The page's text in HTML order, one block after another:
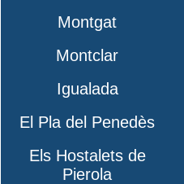
Montgat
Montclar
Igualada
El Pla del Penedès
Els Hostalets de
Pierola